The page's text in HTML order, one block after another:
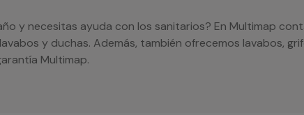
y necesitas ayuda con los sanitarios? En Multimap
y duchas. Además, también ofrecemos lavabos,
Multimap.